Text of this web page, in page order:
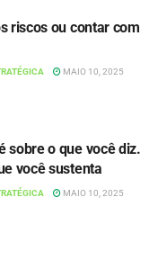
riscos ou contar com
MAIO 10, 2025
sobre o que você diz.
você sustenta
MAIO 10, 2025